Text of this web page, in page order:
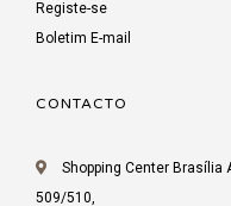
Registe-se
Boletim E-mail
CONTACTO
Shopping Center Brasília
509/510,